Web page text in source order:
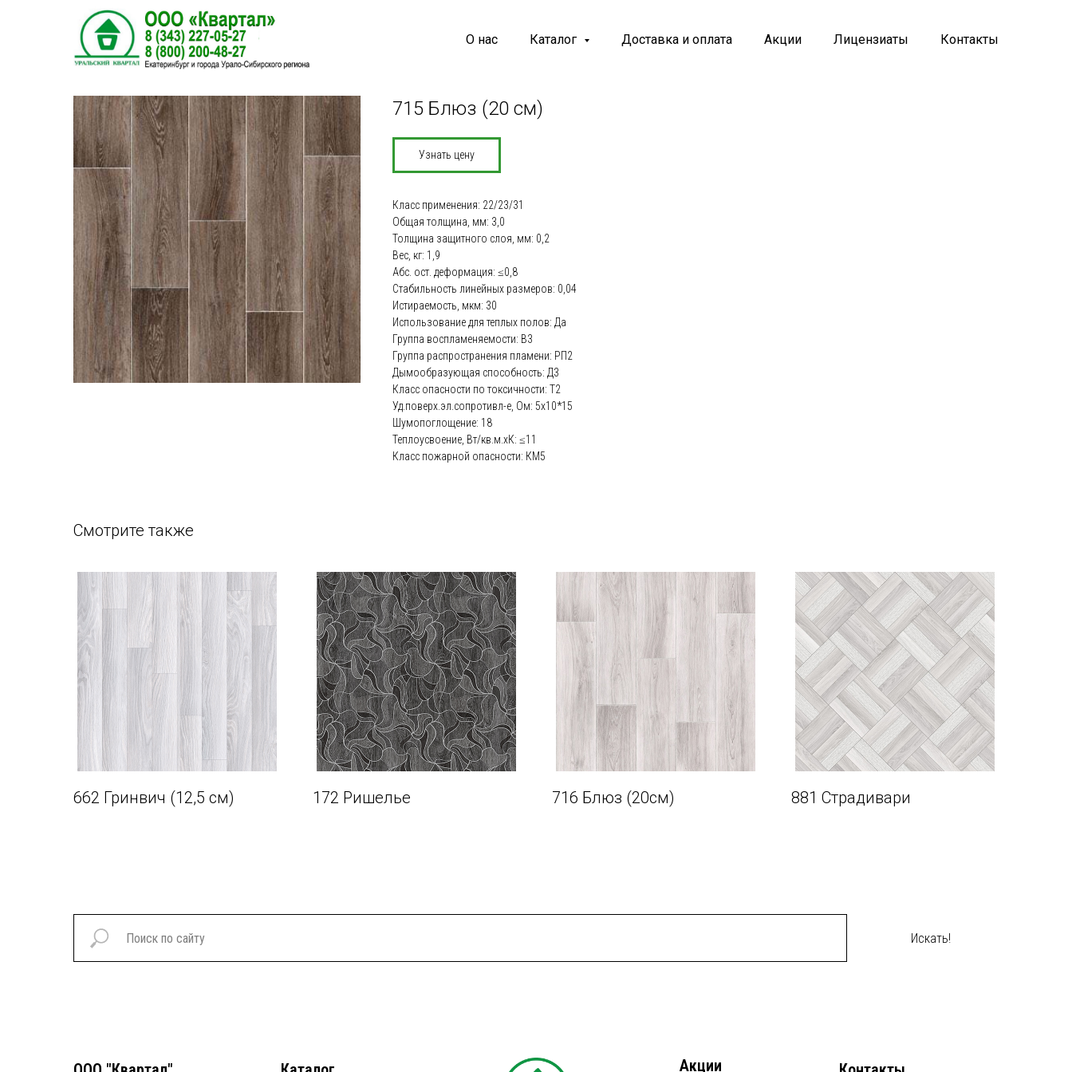
О нас Каталог Доставка и оплата Акции Лицензиаты Контакты
715 Блюз (20 см)
Узнать цену
Класс применения: 22/23/31
Общая толщина, мм: 3,0
Толщина защитного слоя, мм: 0,2
Вес, кг: 1,9
Абс. ост. деформация: ≤0,8
Стабильность линейных размеров: 0,04
Истираемость, мкм: 30
Использование для теплых полов: Да
Группа воспламеняемости: В3
Группа распространения пламени: РП2
Дымообразующая способность: Д3
Класс опасности по токсичности: Т2
Уд.поверх.эл.сопротивл-е, Ом: 5х10*15
Шумопоглощение: 18
Теплоусвоение, Вт/кв.м.хК: ≤11
Класс пожарной опасности: КМ5
Смотрите также
662 Гринвич (12,5 см) 172 Ришелье 716 Блюз (20см) 881 Страдивари
Искать!
Акции